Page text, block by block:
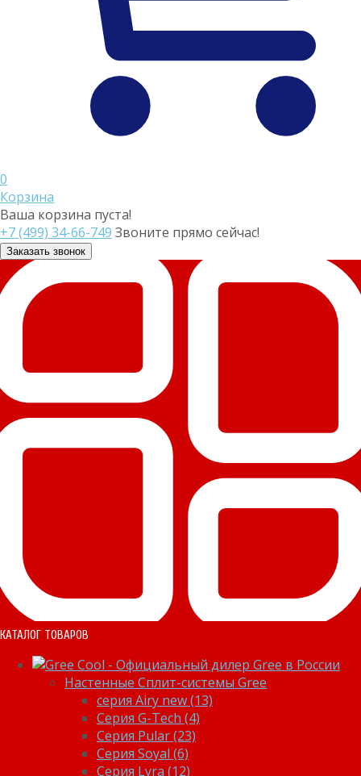
0
Корзина
Ваша корзина пуста!
+7 (499) 34-66-749 Звоните прямо сейчас!
Заказать звонок
КАТАЛОГ ТОВАРОВ
Настенные Сплит-системы Gree
серия Airy new (13)
Серия G-Tech (4)
Серия Pular (23)
Cерия Soyal (6)
Серия Lyra (12)